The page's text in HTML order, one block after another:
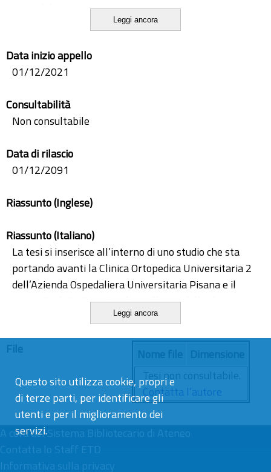
Questo sito utilizza cookie, propri e
di terze parti, per identificare gli
utenti e per il miglioramento dei
servizi.
Tumori a grandi celluleLeggi ancora
Data inizio appello
01/12/2021
Consultabilità
Non consultabile
Data di rilascio
01/12/2091
Riassunto (Inglese)
Riassunto (Italiano)
La tesi si inserisce all’interno di uno studio che sta
portando avanti la Clinica Ortopedica Universitaria 2
dell’Azienda Ospedaliera Universitaria Pisana e il
centro EndoCAS, centro di eccellenza della chirurgia
assistita al calcolatore dell’Università di
ricorrere alla criochirurgia per il trattamento dei
Tumori a Grandi Cellule dell’osso, mediante
l’inserimento di criosonde all’interno della massa
neoplastica per permettere la necrosi tissutale,
l’ampliamento dei margini chirurgici rispetto alla
chirurgia con curettage e la riduzione dei
sanguinamenti intraoperatori.
Oltre a valutare i vantaggi della crioterapia rispetto
Leggi ancora
File
Tesi non consultabile.
Contatta l’autore
A cura delSistema Bibliotecario di Ateneo
Contatta lo Staff ETD
Informativa sulla privacy